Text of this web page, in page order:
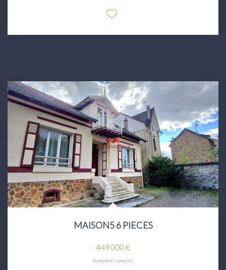
MAISON5 6 PIECES
449 000 €
honoraires compris